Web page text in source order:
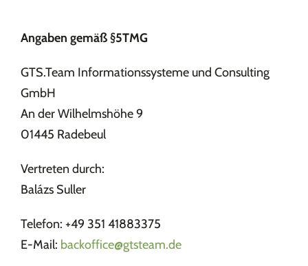
Angaben gemäß §5TMG
GTS.Team Informationssysteme und Consulting
GmbH
An der Wilhelmshöhe 9
01445 Radebeul
Vertreten durch:
Balázs Suller
Telefon: +49 351 41883375
E-Mail: backoffice@gtsteam.de